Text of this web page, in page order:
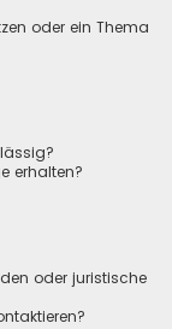
oder ein Thema
erhalten?
oder juristische